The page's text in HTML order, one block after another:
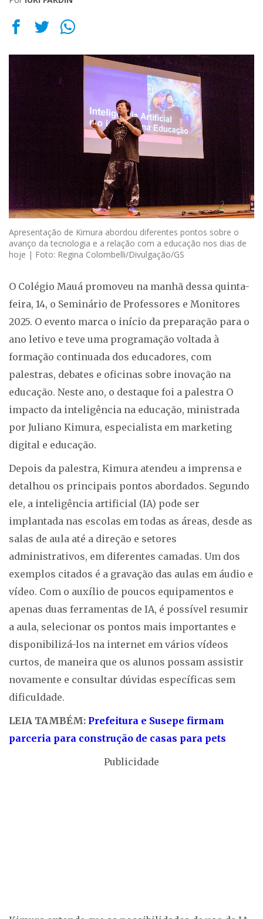
Apresentação de Kimura abordou diferentes pontos sobre o
avanço da tecnologia e a relação com a educação nos dias de
hoje | Foto: Regina Colombelli/Divulgação/GS
O Colégio Mauá promoveu na manhã dessa quinta-
feira, 14, o Seminário de Professores e Monitores
2025. O evento marca o início da preparação para o
ano letivo e teve uma programação voltada à
formação continuada dos educadores, com
palestras, debates e oficinas sobre inovação na
educação. Neste ano, o destaque foi a palestra O
impacto da inteligência na educação, ministrada
por Juliano Kimura, especialista em marketing
digital e educação.
Depois da palestra, Kimura atendeu a imprensa e
detalhou os principais pontos abordados. Segundo
ele, a inteligência artificial (IA) pode ser
implantada nas escolas em todas as áreas, desde as
salas de aula até a direção e setores
administrativos, em diferentes camadas. Um dos
exemplos citados é a gravação das aulas em áudio e
vídeo. Com o auxílio de poucos equipamentos e
apenas duas ferramentas de IA, é possível resumir
a aula, selecionar os pontos mais importantes e
disponibilizá-los na internet em vários vídeos
curtos, de maneira que os alunos possam assistir
novamente e consultar dúvidas específicas sem
dificuldade.
LEIA TAMBÉM: Prefeitura e Susepe firmam
parceria para construção de casas para pets
Publicidade